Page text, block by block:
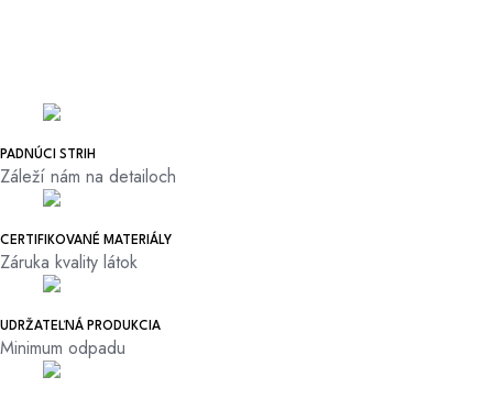
PADNÚCI STRIH
Záleží nám na detailoch
CERTIFIKOVANÉ MATERIÁLY
Záruka kvality látok
UDRŽATEĽNÁ PRODUKCIA
Minimum odpadu